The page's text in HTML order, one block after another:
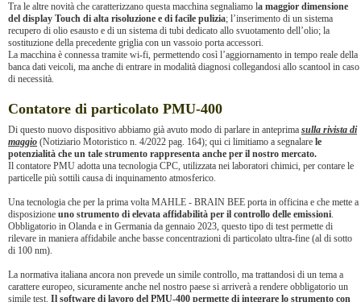
Tra le altre novità che caratterizzano questa macchina segnaliamo la maggior dimensione
del display Touch di alta risoluzione e di facile pulizia; l’inserimento di un sistema
recupero di olio esausto e di un sistema di tubi dedicato allo svuotamento dell’olio; la
sostituzione della precedente griglia con un vassoio porta accessori.
La macchina è connessa tramite wi-fi, permettendo così l’aggiornamento in tempo reale della
banca dati veicoli, ma anche di entrare in modalità diagnosi collegandosi allo scantool in caso
di necessità.
Contatore di particolato PMU-400
Di questo nuovo dispositivo abbiamo già avuto modo di parlare in anteprima sulla rivista di
maggio (Notiziario Motoristico n. 4/2022 pag. 164); qui ci limitiamo a segnalare le
potenzialità che un tale strumento rappresenta anche per il nostro mercato.
Il contatore PMU adotta una tecnologia CPC, utilizzata nei laboratori chimici, per contare le
particelle più sottili causa di inquinamento atmosferico.
Una tecnologia che per la prima volta MAHLE - BRAIN BEE porta in officina e che mette a
disposizione uno strumento di elevata affidabilità per il controllo delle emissioni.
Obbligatorio in Olanda e in Germania da gennaio 2023, questo tipo di test permette di
rilevare in maniera affidabile anche basse concentrazioni di particolato ultra-fine (al di sotto
di 100 nm).
La normativa italiana ancora non prevede un simile controllo, ma trattandosi di un tema a
carattere europeo, sicuramente anche nel nostro paese si arriverà a rendere obbligatorio un
simile test. Il software di lavoro del PMU-400 permette di integrare lo strumento con